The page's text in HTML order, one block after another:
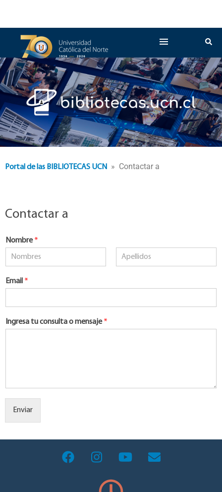
Portal de las BIBLIOTECAS UCN » Contactar a
Contactar a
Nombre*
Email *
Ingresa tu consulta o mensaje*
Enviar